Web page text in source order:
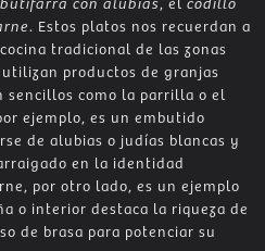
. Estos platos nos recuerdan a
tradicional de las zonas
productos de granjas
sencillos como la parrilla o el
ejemplo, es un embutido
de alubias o judías blancas y
en la identidad
por otro lado, es un ejemplo
o interior destaca la riqueza de
de brasa para potenciar su